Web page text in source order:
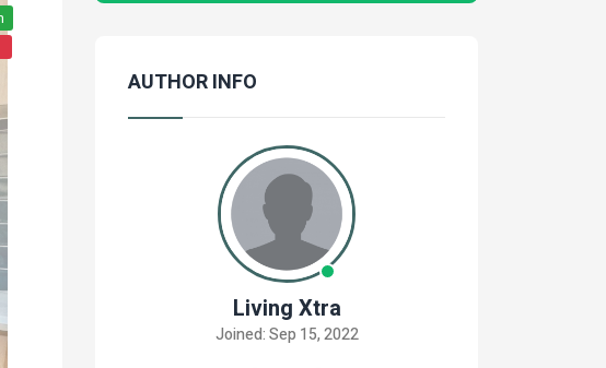
AUTHOR INFO
Living Xtra
Joined: Sep 15, 2022